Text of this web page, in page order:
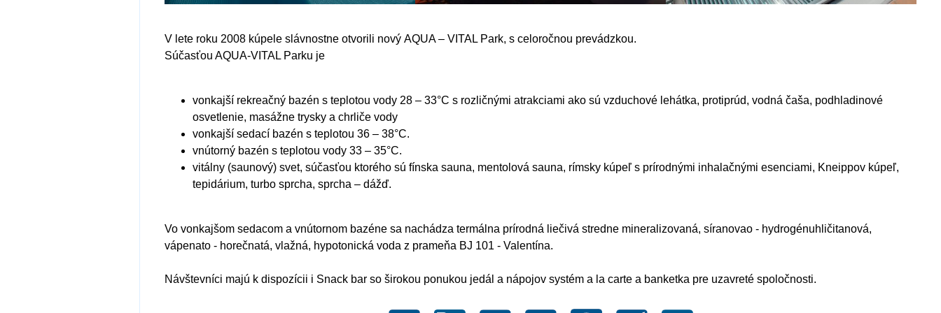
V lete roku 2008 kúpele slávnostne otvorili nový AQUA – VITAL Park, s celoročnou prevádzkou.
Súčasťou AQUA-VITAL Parku je
vonkajší rekreačný bazén s teplotou vody 28 – 33°C s rozličnými atrakciami ako sú vzduchové lehátka, protiprúd, vodná čaša, podhladinové
osvetlenie, masážne trysky a chrliče vody
vonkajší sedací bazén s teplotou 36 – 38°C.
vnútorný bazén s teplotou vody 33 – 35°C.
vitálny (saunový) svet, súčasťou ktorého sú fínska sauna, mentolová sauna, rímsky kúpeľ s prírodnými inhalačnými esenciami, Kneippov kúpeľ,
tepidárium, turbo sprcha, sprcha – dážď.
Vo vonkajšom sedacom a vnútornom bazéne sa nachádza termálna prírodná liečivá stredne mineralizovaná, síranovao - hydrogénuhličitanová,
vápenato - horečnatá, vlažná, hypotonická voda z prameňa BJ 101 - Valentína.
Návštevníci majú k dispozícii i Snack bar so širokou ponukou jedál a nápojov systém a la carte a banketka pre uzavreté spoločnosti.